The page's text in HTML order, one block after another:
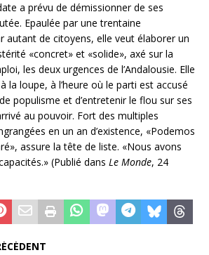
a prévu de démissionner de ses
Epaulée par une trentaine
autant de citoyens, elle veut élaborer un
«concret» et «solide», axé sur la
les deux urgences de l’Andalousie. Elle
la loupe, à l’heure où le parti est accusé
populisme et d’entretenir le flou sur ses
au pouvoir. Fort des multiples
en un an d’existence, «Podemos
assure la tête de liste. «Nous avons
(Publié dans Le Monde, 24